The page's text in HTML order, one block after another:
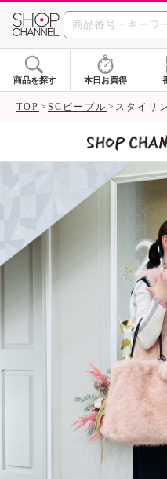
商品を探す 本日お買得
TOP SCピープル スタイリ